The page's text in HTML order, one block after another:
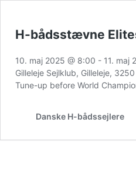
H-bådsstævne
10. maj 2025 @ 8:00 - 11. maj
Gilleleje Sejlklub, Gilleleje, 3250
Tune-up before World
Danske H-bådssejlere